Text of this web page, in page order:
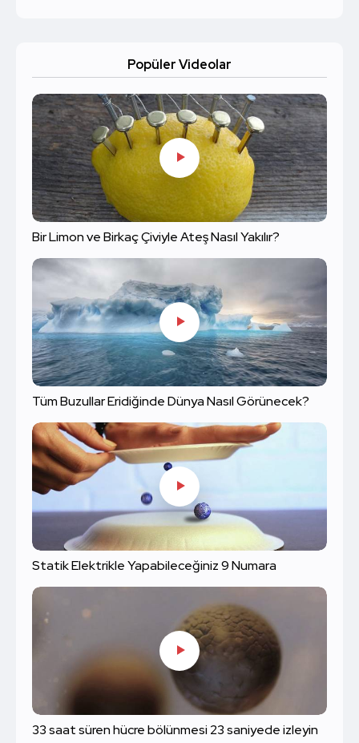
Popüler Videolar
Bir Limon ve Birkaç Çiviyle Ateş Nasıl Yakılır?
Tüm Buzullar Eridiğinde Dünya Nasıl Görünecek?
Statik Elektrikle Yapabileceğiniz 9 Numara
33 saat süren hücre bölünmesi 23 saniyede izleyin